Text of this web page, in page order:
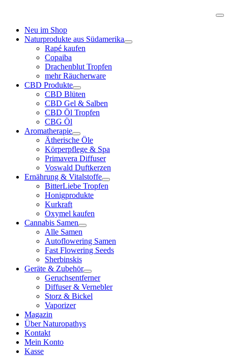
Neu im Shop
Naturprodukte aus Südamerika
Rapé kaufen
Copaiba
Drachenblut Tropfen
mehr Räucherware
CBD Produkte
CBD Blüten
CBD Gel & Salben
CBD Öl Tropfen
CBG Öl
Aromatherapie
Ätherische Öle
Körperpflege & Spa
Primavera Diffuser
Voswald Duftkerzen
Ernährung & Vitalstoffe
BitterLiebe Tropfen
Honigprodukte
Kurkraft
Oxymel kaufen
Cannabis Samen
Alle Samen
Autoflowering Samen
Fast Flowering Seeds
Sherbinskis
Geräte & Zubehör
Geruchsentferner
Diffuser & Vernebler
Storz & Bickel
Vaporizer
Magazin
Über Naturopathys
Kontakt
Mein Konto
Kasse